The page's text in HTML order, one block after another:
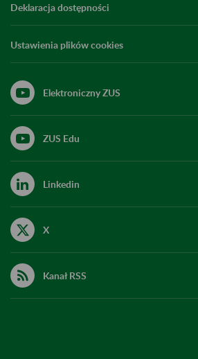
Deklaracja dostępności
Ustawienia plików cookies
Elektroniczny ZUS
ZUS Edu
Linkedin
X
Kanał RSS